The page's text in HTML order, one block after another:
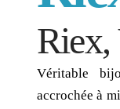
Riex,
Véritable
accrochée à